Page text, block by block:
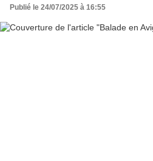
Publié le 24/07/2025 à 16:55